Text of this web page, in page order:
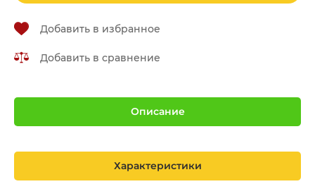
Добавить в избранное
Добавить в сравнение
Описание
Характеристики